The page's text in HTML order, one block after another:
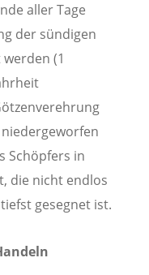
aller Tage
der sündigen
(1
Schöpfers in
die nicht endlos
gesegnet ist.